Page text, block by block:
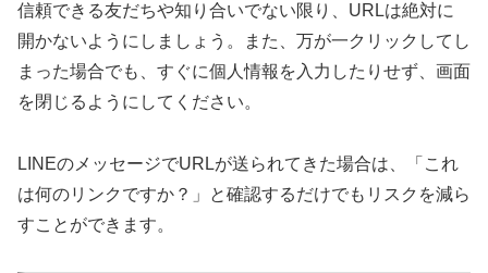
信頼できる友だちや知り合いでない限り、URLは絶対に
開かないようにしましょう。また、万が一クリックしてし
まった場合でも、すぐに個人情報を入力したりせず、画面
を閉じるようにしてください。
LINEのメッセージでURLが送られてきた場合は、「これ
は何のリンクですか？」と確認するだけでもリスクを減ら
すことができます。